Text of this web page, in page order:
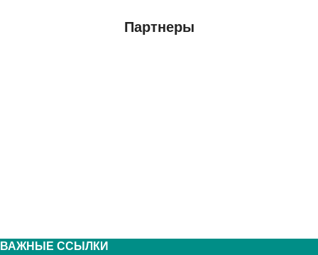
Партнеры
ВАЖНЫЕ ССЫЛКИ